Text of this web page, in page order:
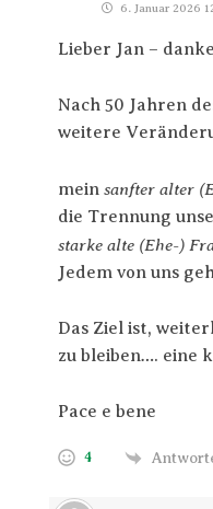
6. Januar 2026
Lieber Jan –
Nach 50 Jahren
weitere
mein sanfter alter
die Trennung
starke alte (Ehe-)
Jedem von uns
Das Ziel ist,
zu bleiben…. eine
Pace e bene
4